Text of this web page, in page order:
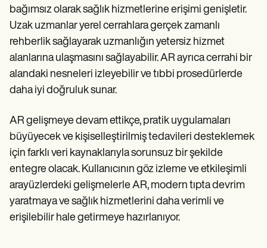
bağımsız olarak sağlık hizmetlerine erişimi genişletir.
Uzak uzmanlar yerel cerrahlara gerçek zamanlı
rehberlik sağlayarak uzmanlığın yetersiz hizmet
alanlarına ulaşmasını sağlayabilir. AR ayrıca cerrahi bir
alandaki nesneleri izleyebilir ve tıbbi prosedürlerde
daha iyi doğruluk sunar.
AR gelişmeye devam ettikçe, pratik uygulamaları
büyüyecek ve kişiselleştirilmiş tedavileri desteklemek
için farklı veri kaynaklarıyla sorunsuz bir şekilde
entegre olacak. Kullanıcının göz izleme ve etkileşimli
arayüzlerdeki gelişmelerle AR, modern tıpta devrim
yaratmaya ve sağlık hizmetlerini daha verimli ve
erişilebilir hale getirmeye hazırlanıyor.